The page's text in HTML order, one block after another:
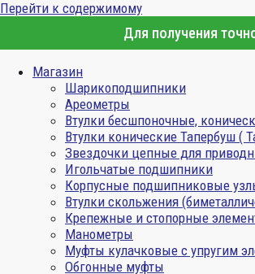
Перейти к содержимому
Для получения
Магазин
Шарикоподшипники
Ареометры
Втулки бесшпоночные,
Втулки конические Тапербуш (
Звездочки цепные для
Игольчатые подшипники
Корпусные подшипниковые
Втулки скольжения
Крепежные и стопорные
Манометры
Муфты кулачковые с упругим
Обгонные муфты